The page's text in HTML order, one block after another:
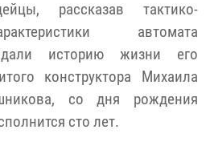
рассказав тактико-
автомата
историю жизни его
конструктора Михаила
со дня рождения
сто лет.